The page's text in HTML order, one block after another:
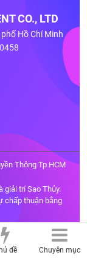
CO., LTD
Hồ Chí Minh
Thông Tp.HCM
giải trí Sao Thủy.
chấp thuận bằng
đề Chuyên mục